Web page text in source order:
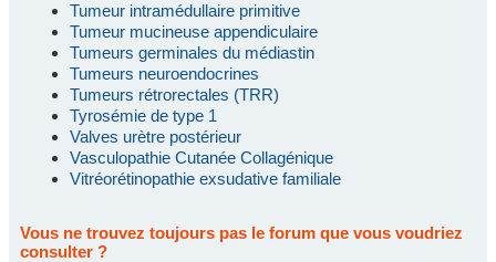
Tumeur intramédullaire primitive
Tumeur mucineuse appendiculaire
Tumeurs germinales du médiastin
Tumeurs neuroendocrines
Tumeurs rétrorectales (TRR)
Tyrosémie de type 1
Valves urètre postérieur
Vasculopathie Cutanée Collagénique
Vitréorétinopathie exsudative familiale
Vous ne trouvez toujours pas le forum que vous voudriez
consulter ?